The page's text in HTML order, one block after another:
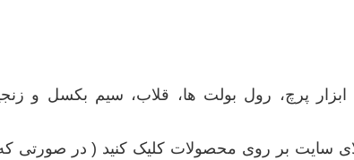
پرچ، رول بولت ها، قلاب، سیم بکسل و
سایت بر روی محصولات کلیک کنید ( در صورتی